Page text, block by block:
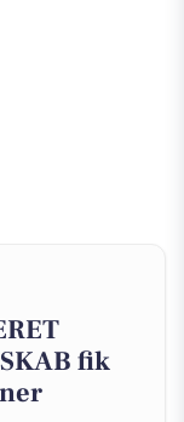
fik